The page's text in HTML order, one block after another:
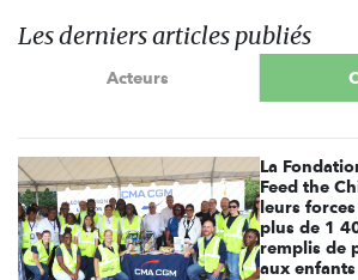
Les derniers articles publiés
Acteurs
La
Feed the
leurs
plus de 1
remplis de
aux